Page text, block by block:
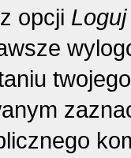
opcji